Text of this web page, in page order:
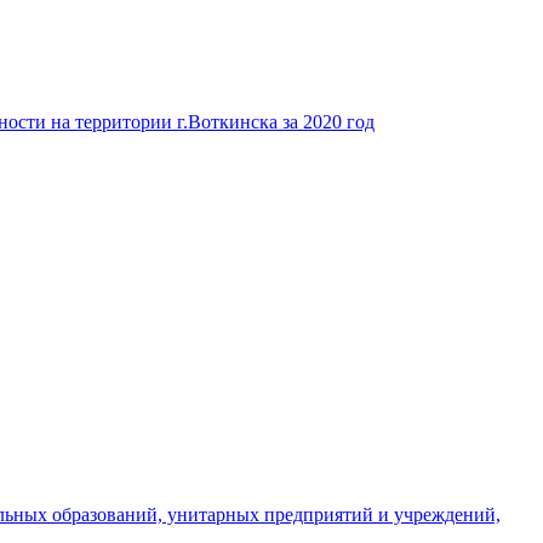
на территории г.Воткинска за 2020 год
образований, унитарных предприятий и учреждений,